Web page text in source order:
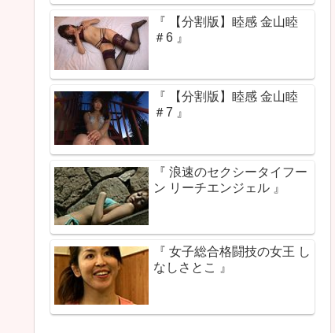
『 【分割版】睦感 金山睦
＃6 』
『 【分割版】睦感 金山睦
＃7 』
『 浪速のセクシータイフー
ン リーチエンジェル 』
『 女子総合格闘技の女王 し
なしさとこ 』